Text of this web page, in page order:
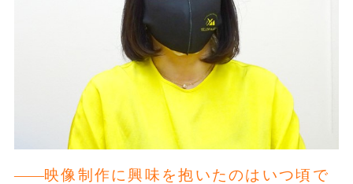
映像制作に興味を抱いたのはいつ頃で